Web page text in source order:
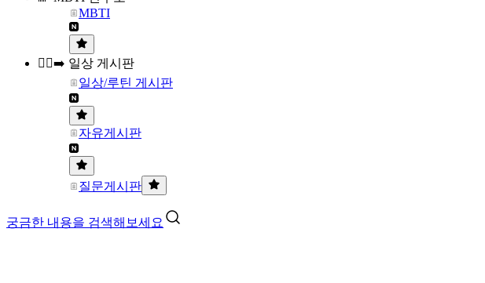
MBTI
🏃‍♀️‍➡️ 일상 게시판
일상/루틴 게시판
자유게시판
질문게시판
궁금한 내용을 검색해보세요